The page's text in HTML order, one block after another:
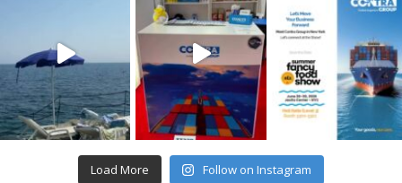
Load More Follow on Instagram